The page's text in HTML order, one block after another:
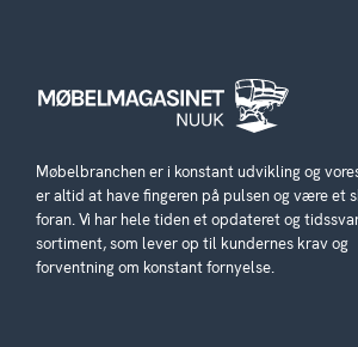
Møbelbranchen er i konstant udvikling og
er altid at have fingeren på pulsen og være et
foran. Vi har hele tiden et opdateret og
sortiment, som lever op til kundernes krav og
forventning om konstant fornyelse.